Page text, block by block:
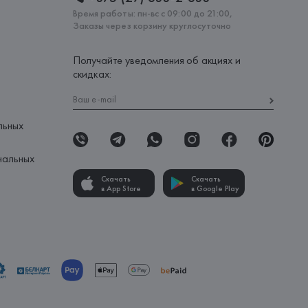
Время работы: пн-вс с 09:00 до 21:00,
Заказы через корзину круглосуточно
Получайте уведомления об акциях и
скидках:
Скачать
в App Store
Скачать
в Google Play